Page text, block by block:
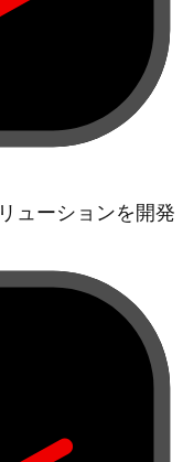
ューションを開発